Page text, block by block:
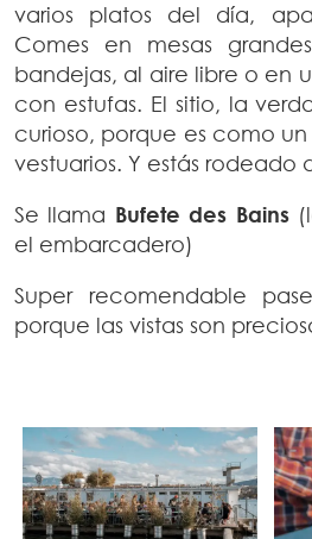
varios platos del día,
Comes en mesas
bandejas, al aire libre o en
con estufas. El sitio, la
curioso, porque es como
vestuarios. Y estás rodeado
Se llama Bufete des Bains
el embarcadero)
Super recomendable
porque las vistas son